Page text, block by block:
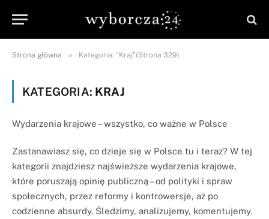
Strona główna » Kategoria: "Kraj"(Strona 329)
KATEGORIA: KRAJ
Wydarzenia krajowe – wszystko, co ważne w Polsce
Zastanawiasz się, co dzieje się w Polsce tu i teraz? W tej
kategorii znajdziesz najświeższe wydarzenia krajowe,
które poruszają opinię publiczną – od polityki i spraw
społecznych, przez reformy i kontrowersje, aż po
codzienne absurdy. Śledzimy, analizujemy, komentujemy.